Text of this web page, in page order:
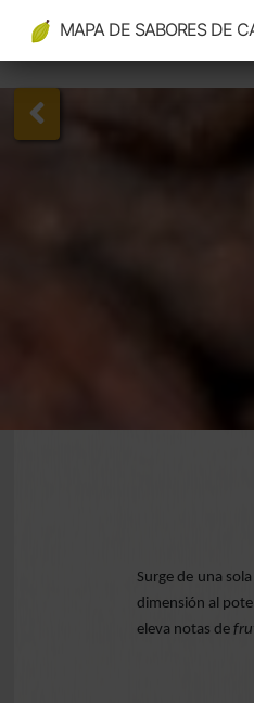
MAPA DE SABORES DE
Surge de una
dimensión al
eleva notas de